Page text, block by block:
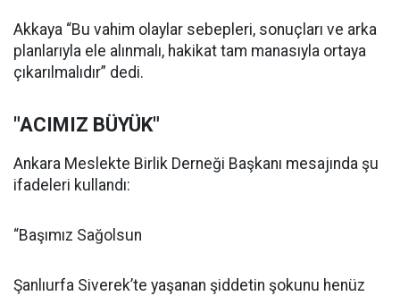
Akkaya “Bu vahim olaylar sebepleri, sonuçları ve arka
planlarıyla ele alınmalı, hakikat tam manasıyla ortaya
çıkarılmalıdır” dedi.
"ACIMIZ BÜYÜK"
Ankara Meslekte Birlik Derneği Başkanı mesajında şu
ifadeleri kullandı:
“Başımız Sağolsun
Şanlıurfa Siverek’te yaşanan şiddetin şokunu henüz